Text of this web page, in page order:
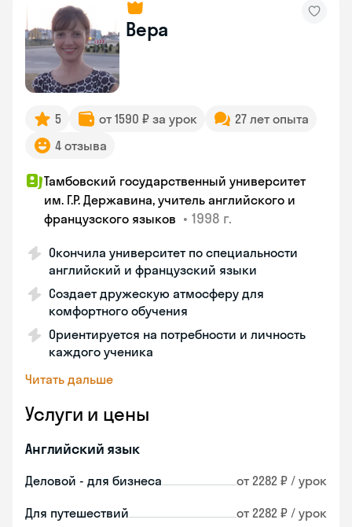
Вера
5 от 1590 ₽ за урок
27 лет опыта
4 отзыва
Тамбовский государственный университет
им. Г.Р. Державина, учитель английского и
французского языков • 1998 г.
Окончила университет по специальности
английский и французский языки
Создает дружескую атмосферу для
комфортного обучения
Ориентируется на потребности и личность
каждого ученика
Читать дальше
Услуги и цены
Английский язык
Деловой - для бизнеса от 2282 ₽ / урок
Для путешествий от 2282 ₽ / урок